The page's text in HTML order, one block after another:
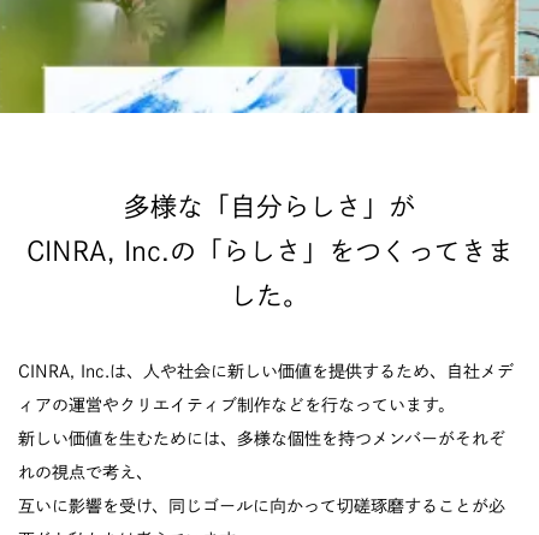
多様な「自分らしさ」が
CINRA, Inc.の「らしさ」をつくってきま
した。
CINRA, Inc.は、人や社会に新しい価値を提供するため、自社メデ
ィアの運営やクリエイティブ制作などを行なっています。
新しい価値を生むためには、多様な個性を持つメンバーがそれぞ
れの視点で考え、
互いに影響を受け、同じゴールに向かって切磋琢磨することが必